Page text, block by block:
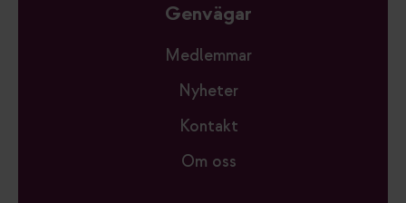
Genvägar
Medlemmar
Nyheter
Kontakt
Om oss